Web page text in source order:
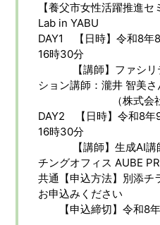
【養父市女性活躍推進
Lab in YABU
DAY1 【日時】令和8年
16時30分
【講師】ファシリテ
ション講師：瀧井 智美さ
（株式会社ICB
DAY2 【日時】令和8年
16時30分
【講師】生成AI講師
チングオフィス AUBE
共通【申込方法】別添チ
お申込みください
【申込締切】令和8年